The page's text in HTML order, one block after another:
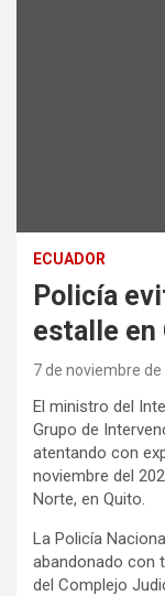
ECUADOR
Policía
estalle en
7 de noviembre de
El ministro del
Grupo de
atentando con
noviembre del
Norte, en Quito.
La Policía
abandonado con
del Complejo